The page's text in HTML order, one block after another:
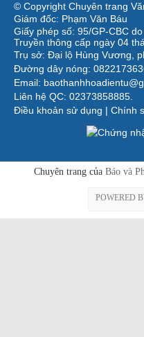
© Copyright Chuyên trang
Giám đốc: Phạm Văn Báu
Giấy phép số: 95/GP-CBC
Truyền thông cấp ngày 04
Trụ sở: Đại lộ Hùng Vương,
Đường dây nóng:
Email:
Liên hệ QC: 02373858885.
Điều khoản sử dụng | Chính
Chuyên trang của Báo và
POWERED